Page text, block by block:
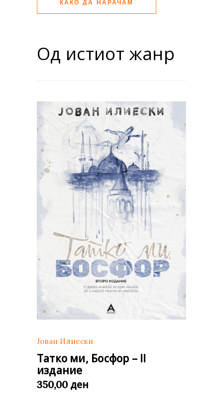
КАКО ДА НАРАЧАМ
Од истиот жанр
Јован Илиески
Татко ми, Босфор – II
издание
350,00 ден